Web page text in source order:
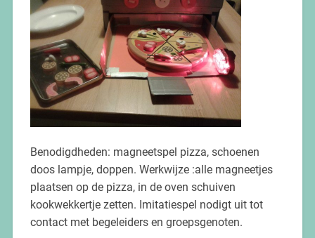
Benodigdheden: magneetspel pizza, schoenen
doos lampje, doppen. Werkwijze :alle magneetjes
plaatsen op de pizza, in de oven schuiven
kookwekkertje zetten. Imitatiespel nodigt uit tot
contact met begeleiders en groepsgenoten.